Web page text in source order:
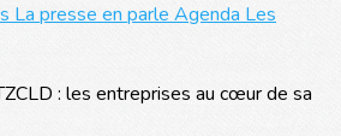
La presse en parle Agenda Les